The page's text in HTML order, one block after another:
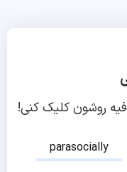
روشون کلیک کنی!
parasocially